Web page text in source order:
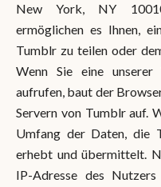
New York, NY
ermöglichen es Ihnen,
Tumblr zu teilen oder
Wenn Sie eine
aufrufen, baut der
Servern von Tumblr auf.
Umfang der Daten, die
erhebt und übermittelt.
IP-Adresse des